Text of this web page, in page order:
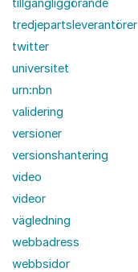
tillgängliggörande
tredjepartsleverantörer
twitter
universitet
urn:nbn
validering
versioner
versionshantering
video
videor
vägledning
webbadress
webbsidor